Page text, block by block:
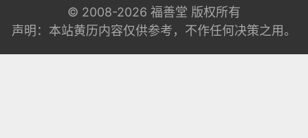
© 2008-2026 福善堂 版权所有
声明：本站黄历内容仅供参考，不作任何决策之用。